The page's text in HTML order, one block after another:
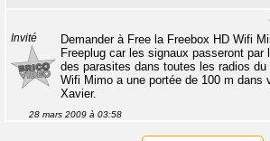
Invité
Demander à Free la Freebox HD Wifi
Freeplug car les signaux passeront par
des parasites dans toutes les radios du
Wifi Mimo a une portée de 100 m dans
Xavier.
28 mars 2009 à 03:58